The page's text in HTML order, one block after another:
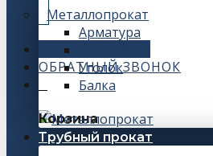
+7 (343) 243-56-66
ОБРАТНЫЙ ЗВОНОК
Корзина
Металлопрокат
Арматура
Уголок
Балка
Трубный прокат